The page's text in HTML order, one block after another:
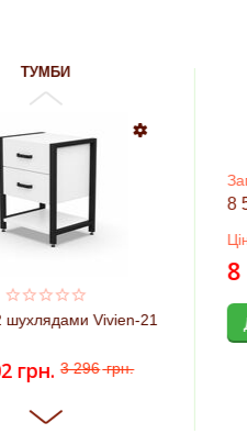
Загальний прайс-лист
8 515
Ціна для всіх
Додати всі в кошик